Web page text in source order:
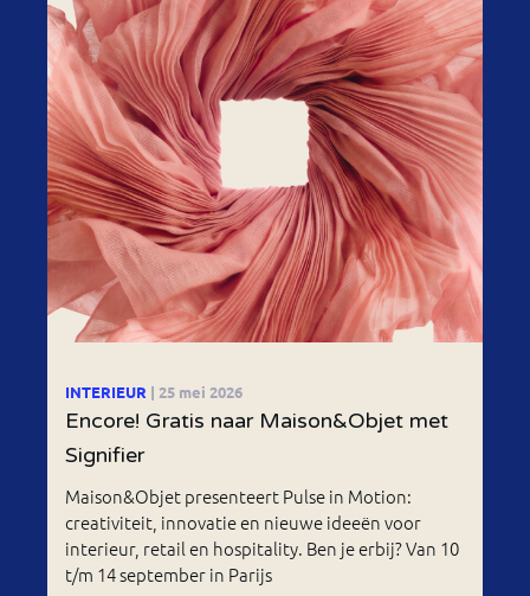
INTERIEUR | 25 mei 2026
Encore! Gratis naar Maison&Objet met
Signifier
Maison&Objet presenteert Pulse in Motion:
creativiteit, innovatie en nieuwe ideeën voor
interieur, retail en hospitality. Ben je erbij? Van 10
t/m 14 september in Parijs